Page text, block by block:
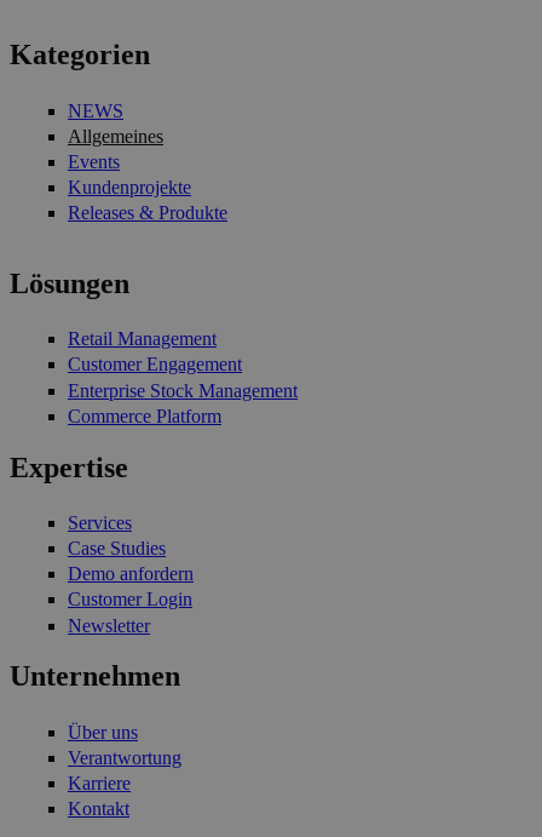
Kategorien
NEWS
Allgemeines
Events
Kundenprojekte
Releases & Produkte
Lösungen
Retail Management
Customer Engagement
Enterprise Stock Management
Commerce Platform
Expertise
Services
Case Studies
Demo anfordern
Customer Login
Newsletter
Unternehmen
Über uns
Verantwortung
Karriere
Kontakt